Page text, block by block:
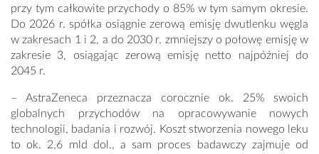
przy tym całkowite przychody o 85% w tym samym okresie.
Do 2026 r. spółka osiągnie zerową emisję dwutlenku węgla
w zakresach 1 i 2, a do 2030 r. zmniejszy o połowę emisję w
zakresie 3, osiągając zerową emisję netto najpóźniej do
2045 r.
– AstraZeneca przeznacza corocznie ok. 25% swoich
globalnych przychodów na opracowywanie nowych
technologii, badania i rozwój. Koszt stworzenia nowego leku
to ok. 2,6 mld dol., a sam proces badawczy zajmuje od